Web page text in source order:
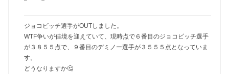
ジョコビッチ選手がOUTしました。
WTF争いが佳境を迎えていて、現時点で６番目のジョコビッチ選手
が３８５５点で、９番目のデミノー選手が３５５５点となっていま
す。
どうなりますか🤔